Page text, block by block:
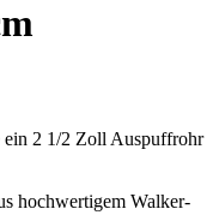
ein 2 1/2 Zoll Auspuffrohr
hochwertigem Walker-